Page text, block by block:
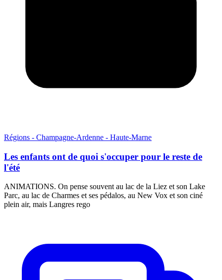
Régions - Champagne-Ardenne - Haute-Marne
Les enfants ont de quoi s'occuper pour le reste de
l'été
ANIMATIONS. On pense souvent au lac de la Liez et son Lake
Parc, au lac de Charmes et ses pédalos, au New Vox et son ciné
plein air, mais Langres rego